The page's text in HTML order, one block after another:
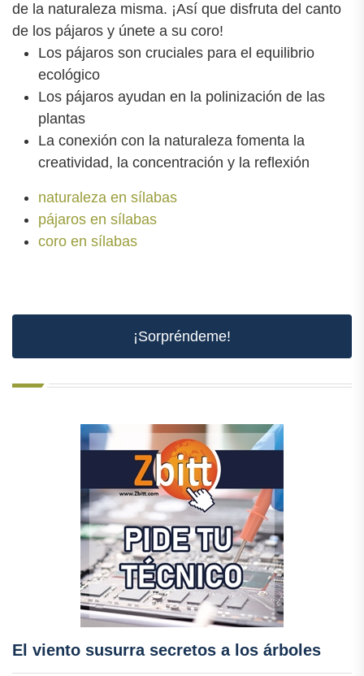
de la naturaleza misma. ¡Así que disfruta del canto
de los pájaros y únete a su coro!
Los pájaros son cruciales para el equilibrio
ecológico
Los pájaros ayudan en la polinización de las
plantas
La conexión con la naturaleza fomenta la
creatividad, la concentración y la reflexión
naturaleza en sílabas
pájaros en sílabas
coro en sílabas
¡Sorpréndeme!
El viento susurra secretos a los árboles